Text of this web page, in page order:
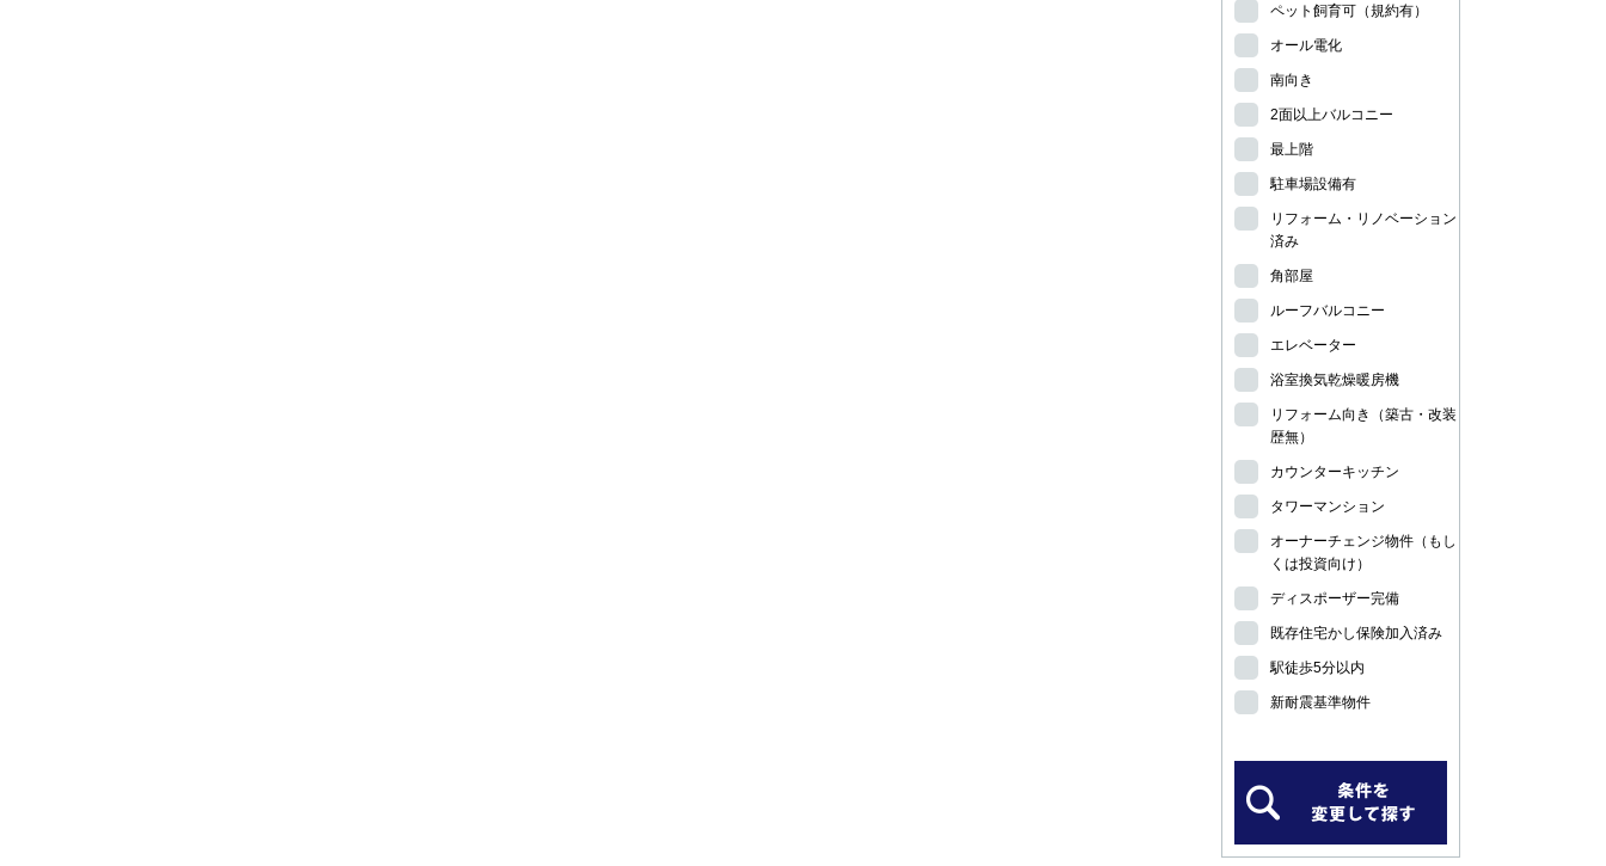
ペット飼育可（規約有）
オール電化
南向き
2面以上バルコニー
最上階
駐車場設備有
リフォーム・リノベーション
済み
角部屋
ルーフバルコニー
エレベーター
浴室換気乾燥暖房機
リフォーム向き（築古・改装
歴無）
カウンターキッチン
タワーマンション
オーナーチェンジ物件（もし
くは投資向け）
ディスポーザー完備
既存住宅かし保険加入済み
駅徒歩5分以内
新耐震基準物件